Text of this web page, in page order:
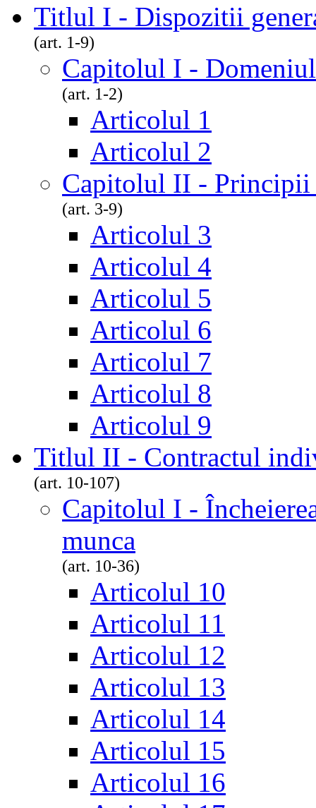
Titlul I - Dispozitii
(art. 1-9)
Capitolul I -
(art. 1-2)
Articolul 1
Articolul 2
Capitolul II - Principii
(art. 3-9)
Articolul 3
Articolul 4
Articolul 5
Articolul 6
Articolul 7
Articolul 8
Articolul 9
Titlul II - Contractul
(art. 10-107)
Capitolul I -
munca
(art. 10-36)
Articolul 10
Articolul 11
Articolul 12
Articolul 13
Articolul 14
Articolul 15
Articolul 16